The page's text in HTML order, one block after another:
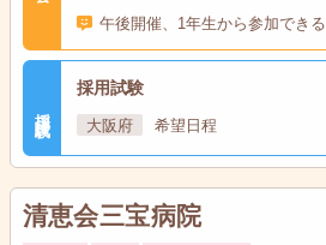
午後開催、1年生から参加できる
採用試験
大阪府 希望日程
清恵会三宝病院